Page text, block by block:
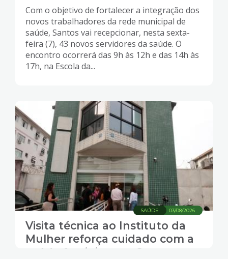
Com o objetivo de fortalecer a integração dos
novos trabalhadores da rede municipal de
saúde, Santos vai recepcionar, nesta sexta-
feira (7), 43 novos servidores da saúde. O
encontro ocorrerá das 9h às 12h e das 14h às
17h, na Escola da...
03/08/2026
SAÚDE
Visita técnica ao Instituto da
Mulher reforça cuidado com a
saúde feminina em Santos